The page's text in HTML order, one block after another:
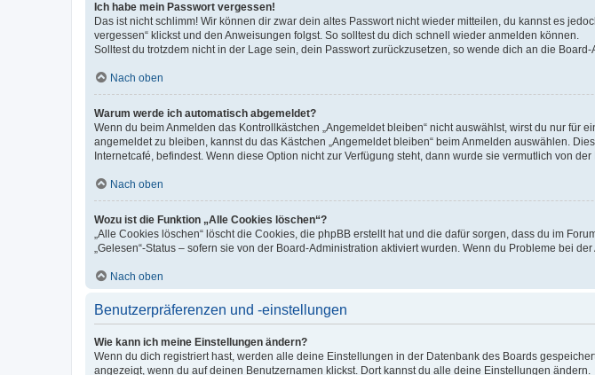
Ich habe mein Passwort vergessen!
Das ist nicht schlimm! Wir können dir zwar dein altes Passwort nicht wieder mitteilen, du kannst es
vergessen“ klickst und den Anweisungen folgst. So solltest du dich schnell wieder anmelden können.
Solltest du trotzdem nicht in der Lage sein, dein Passwort zurückzusetzen, so wende dich an die
Nach oben
Warum werde ich automatisch abgemeldet?
Wenn du beim Anmelden das Kontrollkästchen „Angemeldet bleiben“ nicht auswählst, wirst du nur
angemeldet zu bleiben, kannst du das Kästchen „Angemeldet bleiben“ beim Anmelden auswählen.
Internetcafé, befindest. Wenn diese Option nicht zur Verfügung steht, dann wurde sie vermutlich von
Nach oben
Wozu ist die Funktion „Alle Cookies löschen“?
„Alle Cookies löschen“ löscht die Cookies, die phpBB erstellt hat und die dafür sorgen, dass du im
„Gelesen“-Status – sofern sie von der Board-Administration aktiviert wurden. Wenn du Probleme bei
Nach oben
Benutzerpräferenzen und -einstellungen
Wie kann ich meine Einstellungen ändern?
Wenn du dich registriert hast, werden alle deine Einstellungen in der Datenbank des Boards
angezeigt, wenn du auf deinen Benutzernamen klickst. Dort kannst du alle deine Einstellungen ändern.